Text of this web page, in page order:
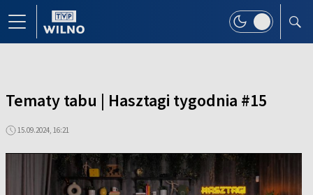
Tematy tabu | Hasztagi tygodnia #15
15.09.2024, 16:21